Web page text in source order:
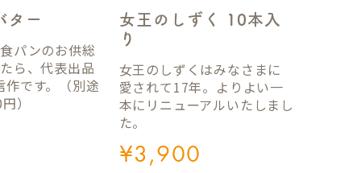
ター
パンのお供総
ら、代表出品
作です。（別途
）
女王のしずく 10本入
り
女王のしずくはみなさまに
愛されて17年。よりよい一
本にリニューアルいたしまし
た。
¥3,900